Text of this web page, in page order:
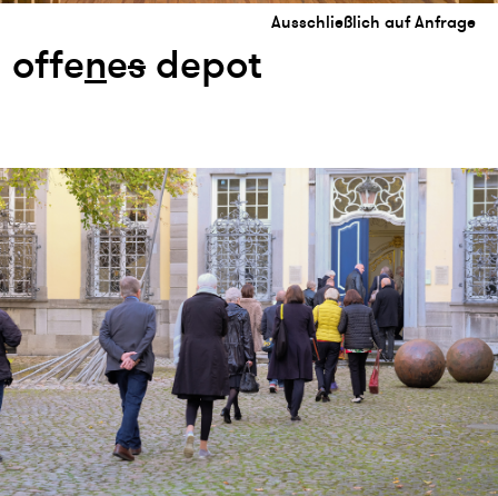
Ausschließlich auf Anfrage
offenesdepot